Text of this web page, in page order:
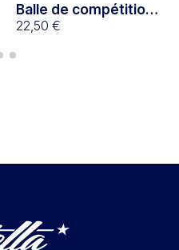
Balle de compétition
x5
22,50 €